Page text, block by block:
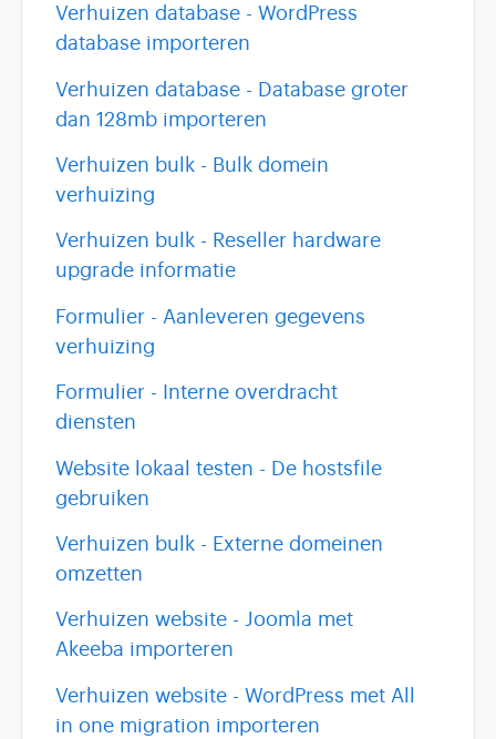
Verhuizen database - WordPress
database importeren
Verhuizen database - Database groter
dan 128mb importeren
Verhuizen bulk - Bulk domein
verhuizing
Verhuizen bulk - Reseller hardware
upgrade informatie
Formulier - Aanleveren gegevens
verhuizing
Formulier - Interne overdracht
diensten
Website lokaal testen - De hostsfile
gebruiken
Verhuizen bulk - Externe domeinen
omzetten
Verhuizen website - Joomla met
Akeeba importeren
Verhuizen website - WordPress met All
in one migration importeren